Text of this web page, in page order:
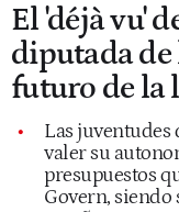
El 'déjà vu'
diputada de
futuro de la
Las juventudes
valer su
presupuestos
Govern, siendo